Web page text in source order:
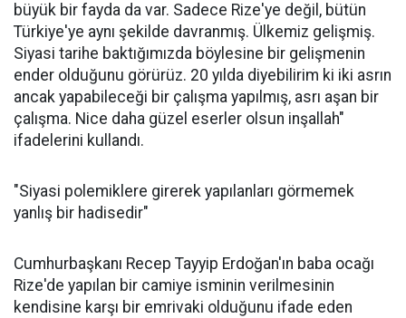
büyük bir fayda da var. Sadece Rize'ye değil, bütün
Türkiye'ye aynı şekilde davranmış. Ülkemiz gelişmiş.
Siyasi tarihe baktığımızda böylesine bir gelişmenin
ender olduğunu görürüz. 20 yılda diyebilirim ki iki asrın
ancak yapabileceği bir çalışma yapılmış, asrı aşan bir
çalışma. Nice daha güzel eserler olsun inşallah"
ifadelerini kullandı.
"Siyasi polemiklere girerek yapılanları görmemek
yanlış bir hadisedir"
Cumhurbaşkanı Recep Tayyip Erdoğan'ın baba ocağı
Rize'de yapılan bir camiye isminin verilmesinin
kendisine karşı bir emrivaki olduğunu ifade eden